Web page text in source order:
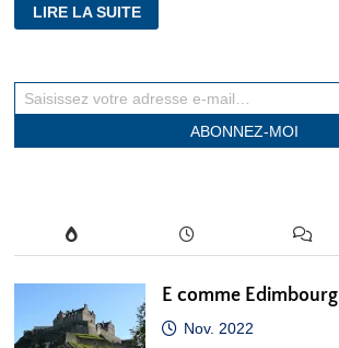
LES
PLUMES
GUERRE
:
LIRE LA SUITE
Saisissez votre adresse e-mail…
ABONNEZ-MOI
E comme Edimbourg
Nov. 2022